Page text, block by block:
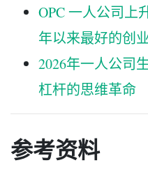
OPC 一人公司上
年以来最好的创
2026年一人公司
杠杆的思维革命
参考资料